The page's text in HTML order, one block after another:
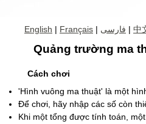
English | Français | فارسی | 中
Quảng trường ma
Cách chơi
'Hình vuông ma thuật' là một
Để chơi, hãy nhập các số còn
Khi một tổng được tính toán,